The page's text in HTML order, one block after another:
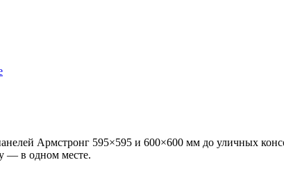
Армстронг 595×595 и 600×600 мм до уличных
— в одном месте.